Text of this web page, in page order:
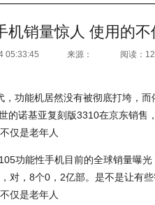
机销量惊人 使用的
05:33:45 来源： 阅读：
，功能机居然没有被彻底打垮，
的诺基亚复刻版3310在京东销售
功能性手机目前的全球销量曝
对，8个0，2亿部。是不是让有